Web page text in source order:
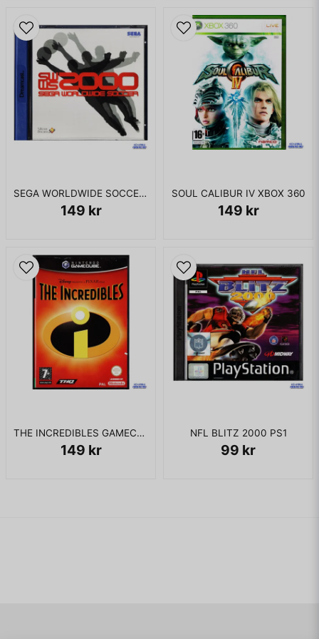
SEGA WORLDWIDE SOCCER 2000 DREAMCAST
149 kr
SOUL CALIBUR IV XBOX 360
149 kr
THE INCREDIBLES GAMECUBE
149 kr
NFL BLITZ 2000 PS1
99 kr